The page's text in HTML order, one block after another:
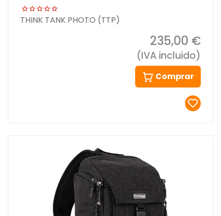
THINK TANK PHOTO (TTP)
235,00 €
(IVA incluido)
Comprar